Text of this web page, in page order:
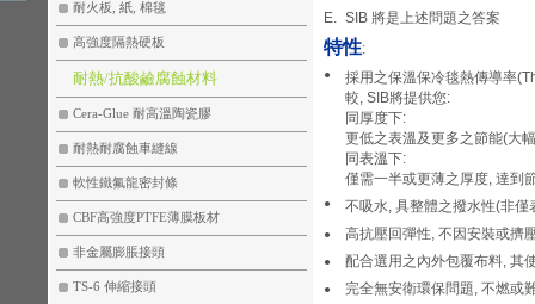
耐火板, 紙, 棉毯
高強度隔熱硬板
耐熱/抗酸鹼腐蝕材料
Cera-Glue 耐高溫陶瓷膠
耐熱耐腐蝕車縫線
軟性鐵氟龍密封條
CBF高強度PTFE薄膜板材
非金屬膨脹接頭
TS-6 伸縮接頭
E. SIB 將是上述問題之答案
特性:
●
採用之保溫保冷毯熱傳導率
較, SIB將提供您:
同厚度下:
更低之表溫及更多之節能(大
同表溫下:
僅需一半或更薄之厚度, 達到
● 不吸水, 具整體之撥水性(非
● 高抗壓回彈性, 不因安裝或擠
● 配合選用之內外包覆布料, 其
● 完全無安衛環保問題, 不燃或